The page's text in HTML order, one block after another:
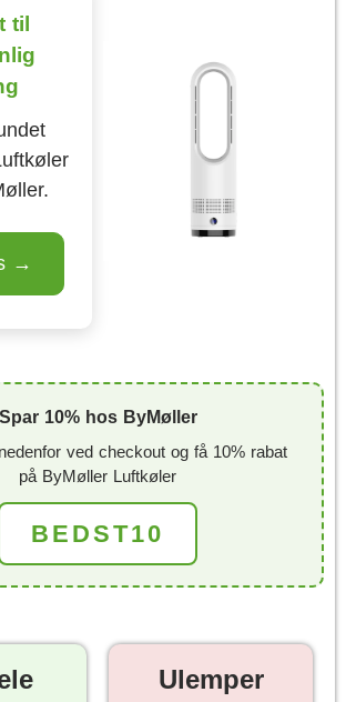
til
→
Spar 10% hos ByMøller
ved checkout og få 10% rabat
på ByMøller Luftkøler
BEDST10
Ulemper